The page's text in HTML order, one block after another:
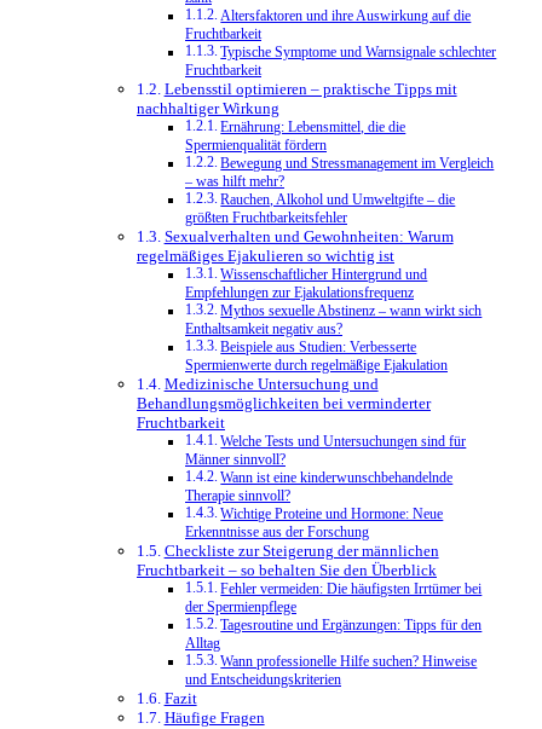
Altersfaktoren und ihre Auswirkung auf die
Fruchtbarkeit
Typische Symptome und Warnsignale schlechter
Fruchtbarkeit
Lebensstil optimieren – praktische Tipps mit
nachhaltiger Wirkung
Ernährung: Lebensmittel, die die
Spermienqualität fördern
Bewegung und Stressmanagement im Vergleich
– was hilft mehr?
Rauchen, Alkohol und Umweltgifte – die
größten Fruchtbarkeitsfehler
Sexualverhalten und Gewohnheiten: Warum
regelmäßiges Ejakulieren so wichtig ist
Wissenschaftlicher Hintergrund und
Empfehlungen zur Ejakulationsfrequenz
Mythos sexuelle Abstinenz – wann wirkt sich
Enthaltsamkeit negativ aus?
Beispiele aus Studien: Verbesserte
Spermienwerte durch regelmäßige Ejakulation
Medizinische Untersuchung und
Behandlungsmöglichkeiten bei verminderter
Fruchtbarkeit
Welche Tests und Untersuchungen sind für
Männer sinnvoll?
Wann ist eine kinderwunschbehandelnde
Therapie sinnvoll?
Wichtige Proteine und Hormone: Neue
Erkenntnisse aus der Forschung
Checkliste zur Steigerung der männlichen
Fruchtbarkeit – so behalten Sie den Überblick
Fehler vermeiden: Die häufigsten Irrtümer bei
der Spermienpflege
Tagesroutine und Ergänzungen: Tipps für den
Alltag
Wann professionelle Hilfe suchen? Hinweise
und Entscheidungskriterien
Fazit
Häufige Fragen